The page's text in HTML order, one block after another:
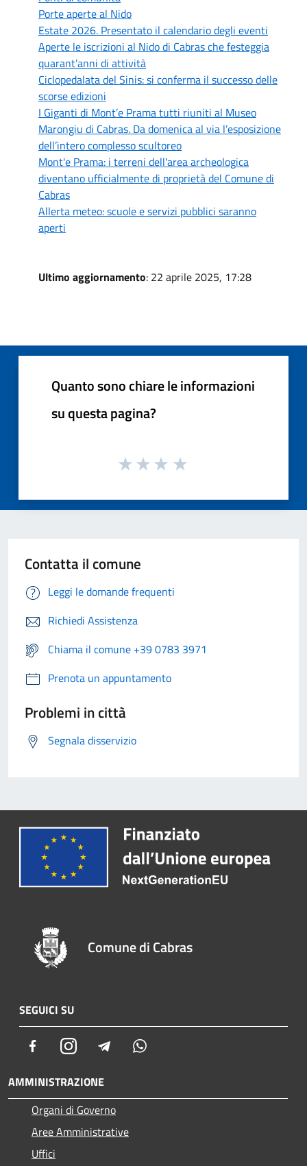
Porte aperte al Nido
Estate 2026. Presentato il calendario degli eventi
Aperte le iscrizioni al Nido di Cabras che festeggia
quarant’anni di attività
Ciclopedalata del Sinis: si conferma il successo delle
scorse edizioni
I Giganti di Mont’e Prama tutti riuniti al Museo
Marongiu di Cabras. Da domenica al via l’esposizione
dell’intero complesso scultoreo
Mont'e Prama: i terreni dell'area archeologica
diventano ufficialmente di proprietà del Comune di
Cabras
Allerta meteo: scuole e servizi pubblici saranno
aperti
Ultimo aggiornamento: 22 aprile 2025, 17:28
Quanto sono chiare le informazioni
su questa pagina?
Contatta il comune
Leggi le domande frequenti
Richiedi Assistenza
Chiama il comune +39 0783 3971
Prenota un appuntamento
Problemi in città
Segnala disservizio
Comune di Cabras
SEGUICI SU
FacebookInstagram Telegram
AMMINISTRAZIONE
Organi di Governo
Aree Amministrative
Uffici